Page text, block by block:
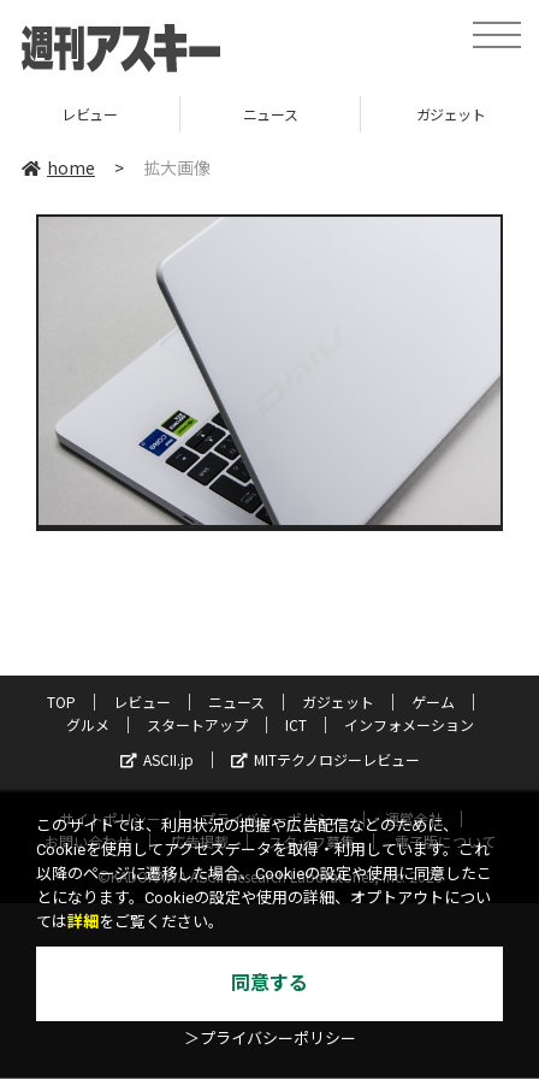
toggle
レビュー ニュース ガジェット
home > 拡大画像
TOP レビュー ニュース ガジェット
ゲーム
グルメ
スタートアップ ICT
インフォメーション
ASCII.jp
MITテクノロジーレビュー
サイトポリシー プライバシーポリシー
運営会社
お問い合わせ
広告掲載 スタッフ募集
電子版について
©KADOKAWA ASCII Research Laboratories, Inc. 2026
このサイトでは、利用状況の把握や広告配信などのために、
Cookieを使用してアクセスデータを取得・利用しています。これ
以降のページに遷移した場合、Cookieの設定や使用に同意したこ
とになります。Cookieの設定や使用の詳細、オプトアウトについ
ては詳細 をご覧ください。
同意する
＞プライバシーポリシー